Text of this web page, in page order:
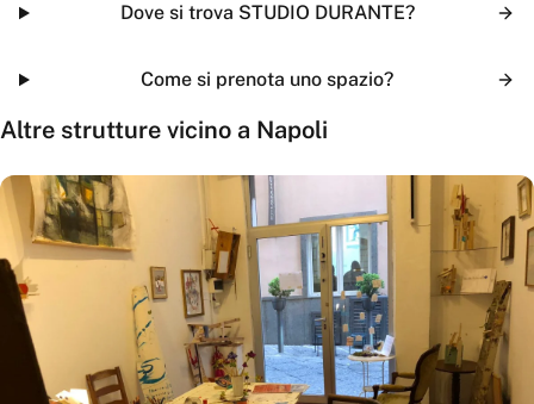
Dove si trova STUDIO DURANTE?
Come si prenota uno spazio?
Altre strutture vicino a Napoli